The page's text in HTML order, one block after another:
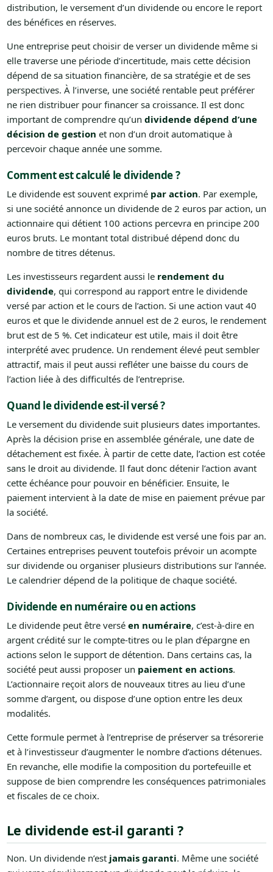
distribution, le versement d’un dividende ou encore le report
des bénéfices en réserves.
Une entreprise peut choisir de verser un dividende même si
elle traverse une période d’incertitude, mais cette décision
dépend de sa situation financière, de sa stratégie et de ses
perspectives. À l’inverse, une société rentable peut préférer
ne rien distribuer pour financer sa croissance. Il est donc
important de comprendre qu’un dividende dépend d’une
décision de gestion et non d’un droit automatique à
percevoir chaque année une somme.
Comment est calculé le dividende ?
Le dividende est souvent exprimé par action. Par exemple,
si une société annonce un dividende de 2 euros par action, un
actionnaire qui détient 100 actions percevra en principe 200
euros bruts. Le montant total distribué dépend donc du
nombre de titres détenus.
Les investisseurs regardent aussi le rendement du
dividende, qui correspond au rapport entre le dividende
versé par action et le cours de l’action. Si une action vaut 40
euros et que le dividende annuel est de 2 euros, le rendement
brut est de 5 %. Cet indicateur est utile, mais il doit être
interprété avec prudence. Un rendement élevé peut sembler
attractif, mais il peut aussi refléter une baisse du cours de
l’action liée à des difficultés de l’entreprise.
Quand le dividende est-il versé ?
Le versement du dividende suit plusieurs dates importantes.
Après la décision prise en assemblée générale, une date de
détachement est fixée. À partir de cette date, l’action est cotée
sans le droit au dividende. Il faut donc détenir l’action avant
cette échéance pour pouvoir en bénéficier. Ensuite, le
paiement intervient à la date de mise en paiement prévue par
la société.
Dans de nombreux cas, le dividende est versé une fois par an.
Certaines entreprises peuvent toutefois prévoir un acompte
sur dividende ou organiser plusieurs distributions sur l’année.
Le calendrier dépend de la politique de chaque société.
Dividende en numéraire ou en actions
Le dividende peut être versé en numéraire, c’est-à-dire en
argent crédité sur le compte-titres ou le plan d’épargne en
actions selon le support de détention. Dans certains cas, la
société peut aussi proposer un paiement en actions.
L’actionnaire reçoit alors de nouveaux titres au lieu d’une
somme d’argent, ou dispose d’une option entre les deux
modalités.
Cette formule permet à l’entreprise de préserver sa trésorerie
et à l’investisseur d’augmenter le nombre d’actions détenues.
En revanche, elle modifie la composition du portefeuille et
suppose de bien comprendre les conséquences patrimoniales
et fiscales de ce choix.
Le dividende est-il garanti ?
Non. Un dividende n’est jamais garanti. Même une société